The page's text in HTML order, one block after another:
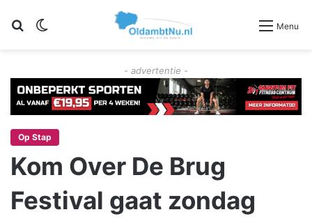
Zoeken Menu
- advertentie -
Op Stap
Kom Over De Brug
Festival gaat zondag